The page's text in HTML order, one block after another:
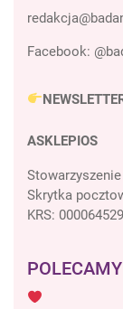
Facebook:
ASKLEPIOS
Skrytka
KRS:
POLECAMY